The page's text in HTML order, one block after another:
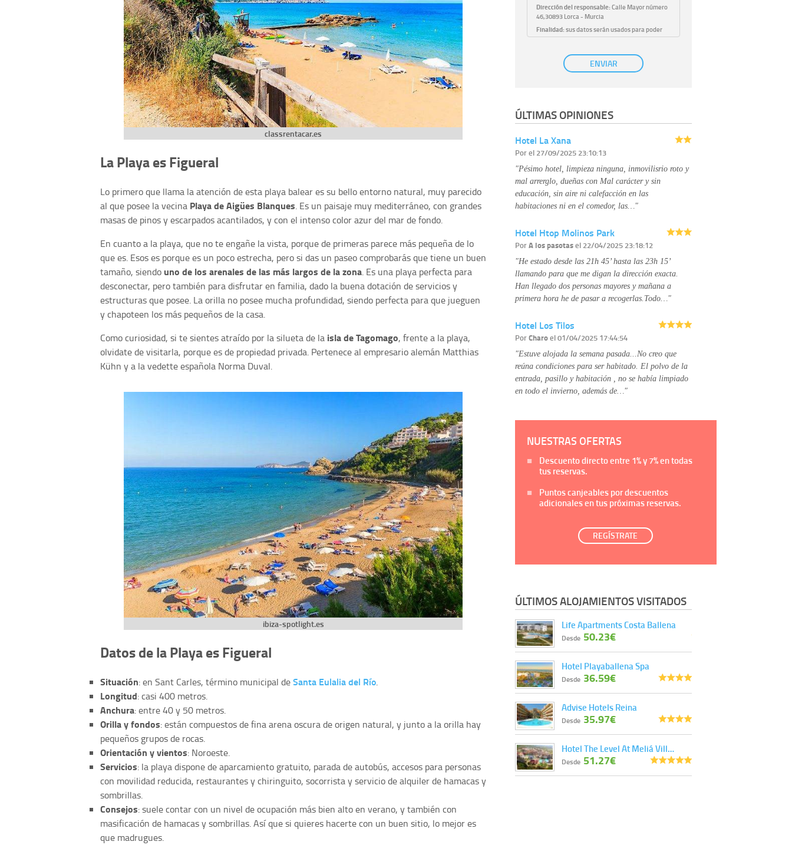
classrentacar.es
La Playa es Figueral
Lo primero que llama la atención de esta playa balear es su bello entorno natural, muy parecido
al que posee la vecina Playa de Aigües Blanques. Es un paisaje muy mediterráneo, con grandes
masas de pinos y escarpados acantilados, y con el intenso color azur del mar de fondo.
En cuanto a la playa, que no te engañe la vista, porque de primeras parece más pequeña de lo
que es. Esos es porque es un poco estrecha, pero si das un paseo comprobarás que tiene un buen
tamaño, siendo uno de los arenales de las más largos de la zona. Es una playa perfecta para
desconectar, pero también para disfrutar en familia, dado la buena dotación de servicios y
estructuras que posee. La orilla no posee mucha profundidad, siendo perfecta para que jueguen
y chapoteen los más pequeños de la casa.
Como curiosidad, si te sientes atraído por la silueta de la isla de Tagomago, frente a la playa,
olvidate de visitarla, porque es de propiedad privada. Pertenece al empresario alemán Matthias
Kühn y a la vedette española Norma Duval.
ibiza-spotlight.es
Datos de la Playa es Figueral
Situación: en Sant Carles, término municipal deSanta Eulalia del Río.
Longitud: casi 400 metros.
Anchura: entre 40 y 50 metros.
Orilla y fondos: están compuestos de fina arena oscura de origen natural, y junto a la orilla hay
pequeños grupos de rocas.
Orientación y vientos: Noroeste.
Servicios: la playa dispone de aparcamiento gratuito, parada de autobús, accesos para personas
con movilidad reducida, restaurantes y chiringuito, socorrista y servicio de alquiler de hamacas y
sombrillas.
Consejos: suele contar con un nivel de ocupación más bien alto en verano, y también con
masificación de hamacas y sombrillas. Así que si quieres hacerte con un buen sitio, lo mejor es
que madrugues.
Dirección del responsable:Calle Mayor número
46,30893 Lorca - Murcia
Finalidad:sus datos serán usados para poder
atender sus solicitudes y prestarle nuestros
Publicidad: solo le enviaremos publicidad con su
autorización previa, que podrá facilitarnos
con su consentimiento previo, que podrá
facilitarnos mediante la casilla correspondiente
Destinatarios:
personal de nuestra entidad que esté
conocimiento de la información que le pedimos.
No se comunicarán datos a terceros.
Derechos: tiene derecho a saber qué
información tenemos sobre usted, corregirla y
eliminarla, tal y como se explica en la
página web.
Información complementaria:Puede consultar
tratamos sus datos en lapolítica de privacidad
ENVIAR
ÚLTIMAS OPINIONES
Hotel La Xana
Porel 27/09/2025 23:10:13
"Pésimo hotel, limpieza ninguna, inmovilisrio roto y
mal arrerglo, dueñas con Mal carácter y sin
educación, sin aire ni calefacción en las
habitaciones ni en el comedor, las…"
Hotel Htop Molinos Park
PorA los pasotasel 22/04/2025 23:18:12
"He estado desde las 21h 45’ hasta las 23h 15’
llamando para que me digan la dirección exacta.
Han llegado dos personas mayores y mañana a
primera hora he de pasar a recogerlas.Todo…"
Hotel Los Tilos
PorCharoel 01/04/2025 17:44:54
"Estuve alojada la semana pasada...No creo que
reúna condiciones para ser habitado. El polvo de la
entrada, pasillo y habitación , no se había limpiado
en todo el invierno, además de…"
NUESTRAS OFERTAS
Descuento directo entre 1%y7%en todas
tus reservas.
Puntos canjeables por descuentos
adicionales en tus próximas reservas.
REGÍSTRATE
ÚLTIMOS ALOJAMIENTOS VISITADOS
Life Apartments Costa Ballena
Desde 50.23€
Hotel Playaballena Spa
Desde 36.59€
Advise Hotels Reina
Desde 35.97€
Hotel The Level At Meliá Vill…
Desde 51.27€